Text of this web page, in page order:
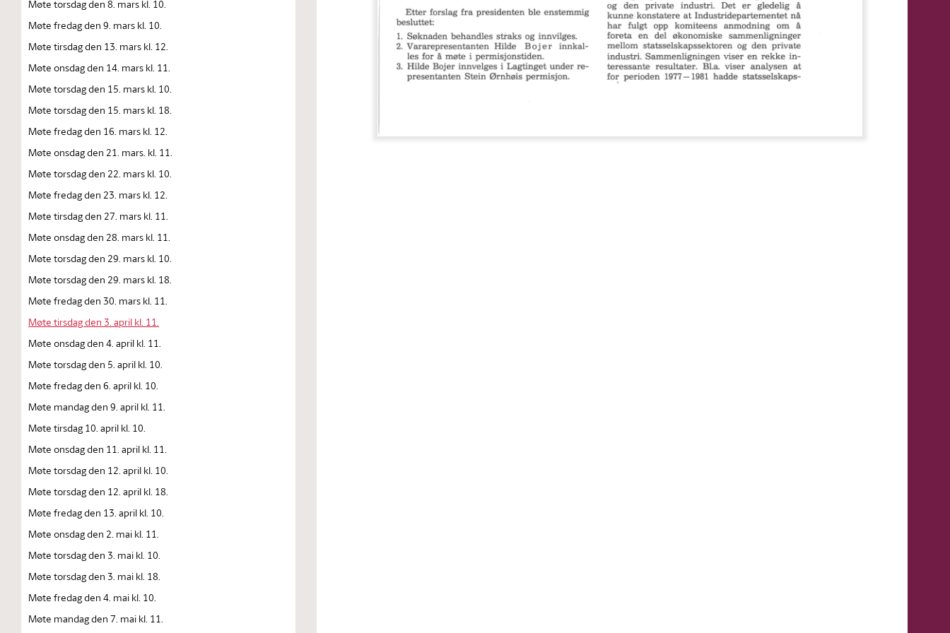
Møte torsdag den 8. mars kl. 10.
Møte fredag den 9. mars kl. 10.
Møte tirsdag den 13. mars kl. 12.
Møte onsdag den 14. mars kl. 11.
Møte torsdag den 15. mars kl. 10.
Møte torsdag den 15. mars kl. 18.
Møte fredag den 16. mars kl. 12.
Møte onsdag den 21. mars. kl. 11.
Møte torsdag den 22. mars kl. 10.
Møte fredag den 23. mars kl. 12.
Møte tirsdag den 27. mars kl. 11.
Møte onsdag den 28. mars kl. 11.
Møte torsdag den 29. mars kl. 10.
Møte torsdag den 29. mars kl. 18.
Møte fredag den 30. mars kl. 11.
Møte tirsdag den 3. april kl. 11.
Møte onsdag den 4. april kl. 11.
Møte torsdag den 5. april kl. 10.
Møte fredag den 6. april kl. 10.
Møte mandag den 9. april kl. 11.
Møte tirsdag 10. april kl. 10.
Møte onsdag den 11. april kl. 11.
Møte torsdag den 12. april kl. 10.
Møte torsdag den 12. april kl. 18.
Møte fredag den 13. april kl. 10.
Møte onsdag den 2. mai kl. 11.
Møte torsdag den 3. mai kl. 10.
Møte torsdag den 3. mai kl. 18.
Møte fredag den 4. mai kl. 10.
Møte mandag den 7. mai kl. 11.